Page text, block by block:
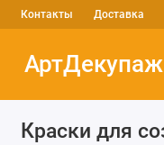
Контакты Доставка
АртДекупаж
Краски для